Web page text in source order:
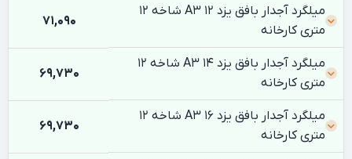
میلگرد آجدار بافق یزد 12 A3 شاخه 12
متری کارخانه
71,090
میلگرد آجدار بافق یزد 14 A3 شاخه 12
متری کارخانه
69,730
میلگرد آجدار بافق یزد 16 A3 شاخه 12
متری کارخانه
69,730